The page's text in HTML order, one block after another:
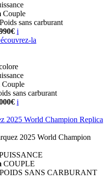
Couple
Poids sans carburant
i
la
Couple
sans carburant
i
2025 World Champion Replica
2025 World Champion
COUPLE
POIDS SANS CARBURANT